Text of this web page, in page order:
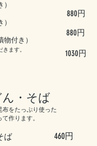
付き）
ます。
880円
880円
1030円
ん・そば
布をたっぷり使った
作ります。
ば 460円